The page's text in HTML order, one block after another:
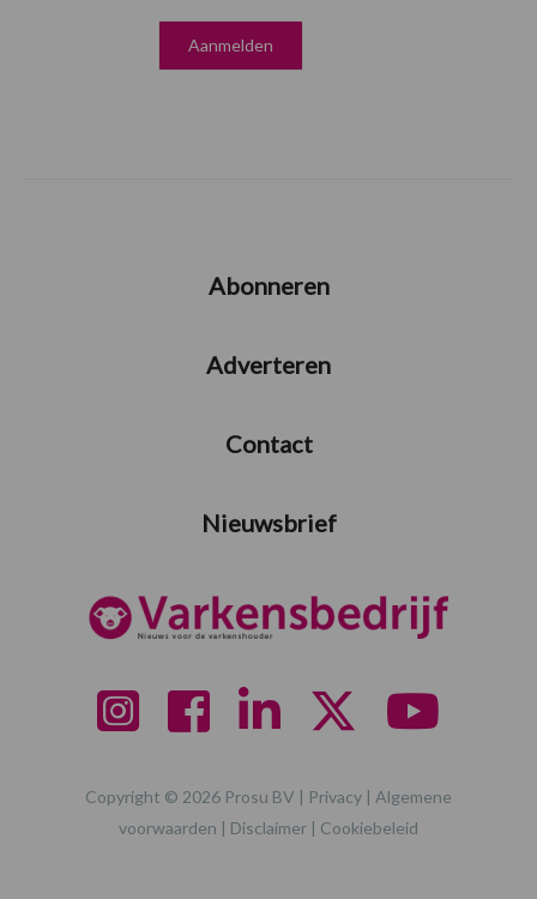
Abonneren
Adverteren
Contact
Nieuwsbrief
Copyright © 2026 Prosu BV | Privacy | Algemene
voorwaarden | Disclaimer | Cookiebeleid